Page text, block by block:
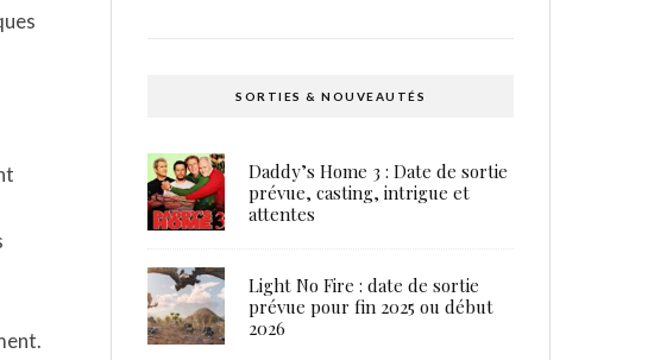
SORTIES & NOUVEAUTÉS
Daddy’s Home 3 : Date de sortie
prévue, casting, intrigue et
attentes
Light No Fire : date de sortie
prévue pour fin 2025 ou début
2026